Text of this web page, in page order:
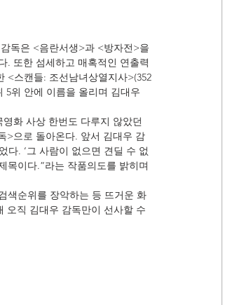
독은 <음란서생>과 <방자전>을
. 또한 섬세하고 매혹적인 연출력
<스캔들: 조선남녀상열지사>(352
5위 안에 이름을 올리며 김대우
화 사상 한번도 다루지 않았던
>으로 돌아온다. 앞서 김대우 감
다. ‘그 사람이 없으면 견딜 수 없
목이다.”라는 작품의도를 밝히며
색순위를 장악하는 등 뜨거운 화
오직 김대우 감독만이 선사할 수